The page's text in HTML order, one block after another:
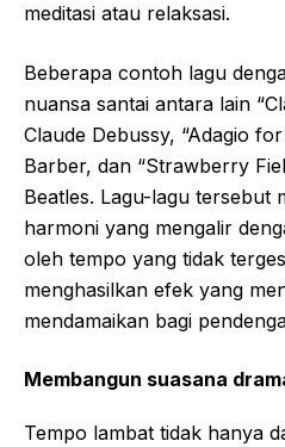
meditasi atau relaksasi.
Beberapa contoh lagu
nuansa santai antara lain
Claude Debussy, “Adagio
Barber, dan “Strawberry
Beatles. Lagu-lagu tersebut
harmoni yang mengalir
oleh tempo yang tidak
menghasilkan efek yang
mendamaikan bagi
Membangun suasana
Tempo lambat tidak hanya